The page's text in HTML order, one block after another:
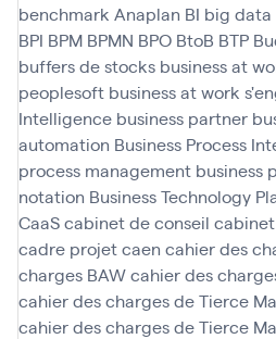
benchmark Anaplan BI big data
BPI BPM BPMN BPO BtoB BTP
buffers de stocks business at
peoplesoft business at work
Intelligence business partner
automation Business Process
process management business
notation Business Technology
CaaScabinet de conseil
cadre projetcaen cahier des
charges BAWcahier des
cahier des charges de Tierce
cahier des charges de Tierce